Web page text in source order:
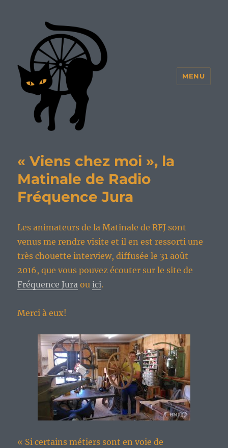
MENU
« Viens chez moi », la
Matinale de Radio
Fréquence Jura
Les animateurs de la Matinale de RFJ sont
venus me rendre visite et il en est ressorti une
très chouette interview, diffusée le 31 août
2016, que vous pouvez écouter sur le site de
Fréquence Jura ouici.
Merci à eux!
« Si certains métiers sont en voie de